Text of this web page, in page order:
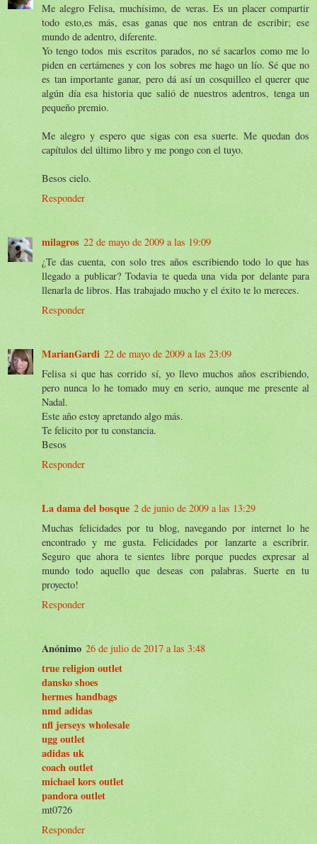
Me alegro Felisa, muchísimo, de veras. Es un placer compartir
todo esto,es más, esas ganas que nos entran de escribir; ese
mundo de adentro, diferente.
Yo tengo todos mis escritos parados, no sé sacarlos como me lo
piden en certámenes y con los sobres me hago un lío. Sé que no
es tan importante ganar, pero dá así un cosquilleo el querer que
algún día esa historia que salió de nuestros adentros, tenga un
pequeño premio.
Me alegro y espero que sigas con esa suerte. Me quedan dos
capítulos del último libro y me pongo con el tuyo.
Besos cielo.
Responder
milagros 22 de mayo de 2009 a las 19:09
¿Te das cuenta, con solo tres años escribiendo todo lo que has
llegado a publicar? Todavia te queda una vida por delante para
llenarla de libros. Has trabajado mucho y el éxito te lo mereces.
Responder
MarianGardi 22 de mayo de 2009 a las 23:09
Felisa si que has corrido sí, yo llevo muchos años escribiendo,
pero nunca lo he tomado muy en serio, aunque me presente al
Nadal.
Este año estoy apretando algo más.
Te felicito por tu constancia.
Besos
Responder
La dama del bosque 2 de junio de 2009 a las 13:29
Muchas felicidades por tu blog, navegando por internet lo he
encontrado y me gusta. Felicidades por lanzarte a escribrir.
Seguro que ahora te sientes libre porque puedes expresar al
mundo todo aquello que deseas con palabras. Suerte en tu
proyecto!
Responder
Anónimo 26 de julio de 2017 a las 3:48
true religion outlet
dansko shoes
hermes handbags
nmd adidas
nfl jerseys wholesale
ugg outlet
adidas uk
coach outlet
michael kors outlet
pandora outlet
mt0726
Responder